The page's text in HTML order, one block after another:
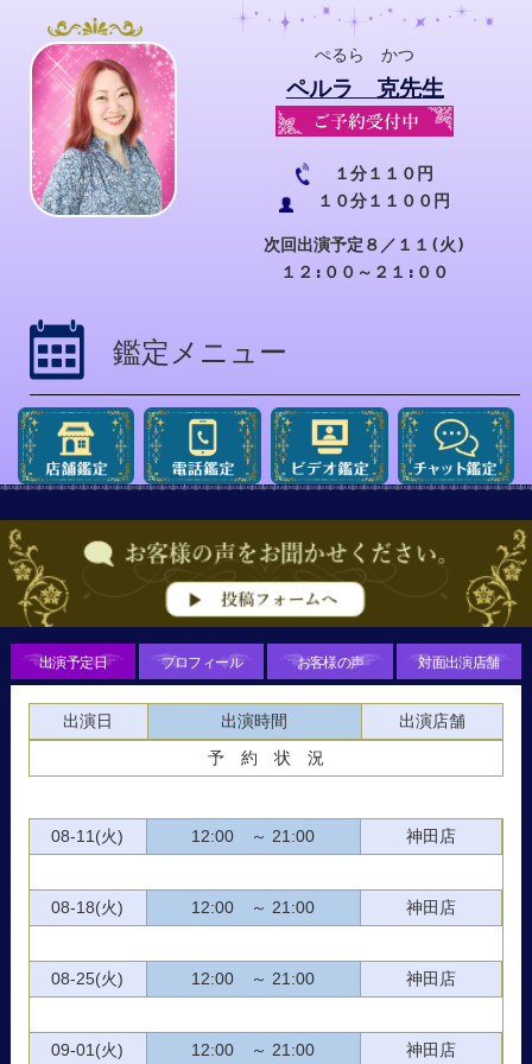
ぺるら かつ
ペルラ 克先生
１分１１０円
１０分１１００円
次回出演予定８／１１(火)
１２:００～２１:００
鑑定メニュー
出演予定日
出演日 出演時間
出演店舗
予 約 状 況
08-11(火) 12:00 ～ 21:00 神田店
08-18(火) 12:00 ～ 21:00 神田店
08-25(火) 12:00 ～ 21:00 神田店
09-01(火) 12:00 ～ 21:00 神田店
プロフィール お客様の声 対面出演店舗